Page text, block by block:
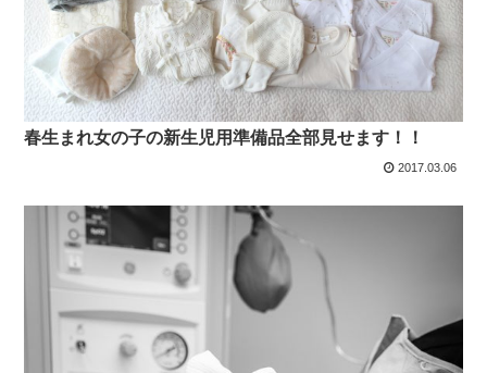
春生まれ女の子の新生児用準備品全部見せます！！
2017.03.06